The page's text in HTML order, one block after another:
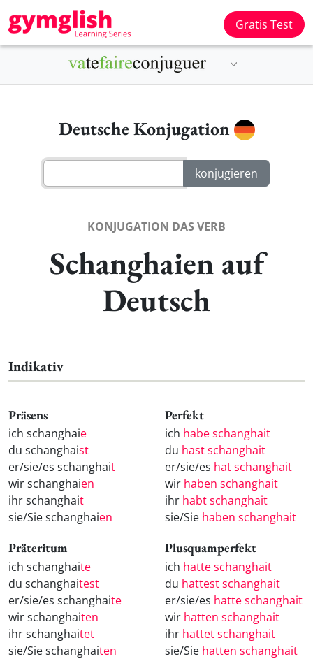
Gratis Test
Deutsche Konjugation
KONJUGATION DAS VERB
Schanghaien auf
Deutsch
Indikativ
Präsens
ich schanghaie
du schanghaist
er/sie/es schanghait
wir schanghaien
ihr schanghait
sie/Sie schanghaien
Perfekt
ich habe schanghait
du hast schanghait
er/sie/es hat schanghait
wir haben schanghait
ihr habt schanghait
sie/Sie haben schanghait
Präteritum
ich schanghaite
du schanghaitest
er/sie/es schanghaite
wir schanghaiten
ihr schanghaitet
sie/Sie schanghaiten
Plusquamperfekt
ich hatte schanghait
du hattest schanghait
er/sie/es hatte schanghait
wir hatten schanghait
ihr hattet schanghait
sie/Sie hatten schanghait